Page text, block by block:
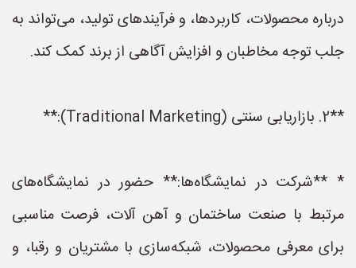
درباره محصولات، کاربردها، و فرآیندهای تولید، می‌تواند به
جلب توجه مخاطبان و افزایش آگاهی از برند کمک کند.
**2. بازاریابی سنتی (Traditional Marketing):**
* **شرکت در نمایشگاه‌ها:** حضور در نمایشگاه‌های
مرتبط با صنعت ساختمان و آهن آلات، فرصت مناسبی
برای معرفی محصولات، شبکه‌سازی با مشتریان و رقبا، و